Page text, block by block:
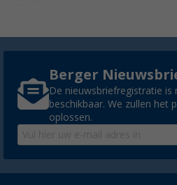
Berger
De nieuwsbriefregistratie is
beschikbaar. We zullen het
oplossen.